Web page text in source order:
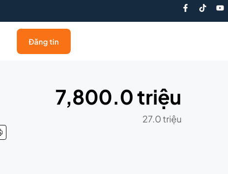
Đăng tin
7,800.0 triệu
27.0 triệu